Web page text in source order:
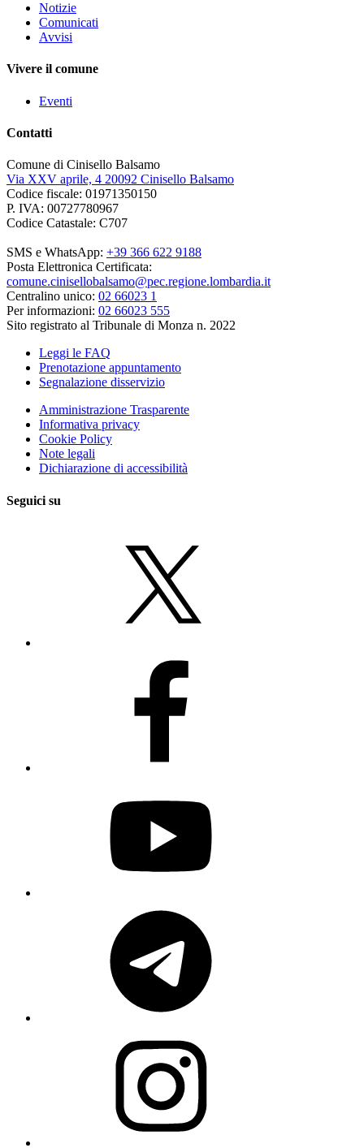
Notizie
Comunicati
Avvisi
Vivere il comune
Eventi
Contatti
Comune di Cinisello Balsamo
Via XXV aprile, 4 20092 Cinisello Balsamo
Codice fiscale: 01971350150
P. IVA: 00727780967
Codice Catastale: C707
SMS e WhatsApp: +39 366 622 9188
Posta Elettronica Certificata:
comune.cinisellobalsamo@pec.regione.lombardia.it
Centralino unico: 02 66023 1
Per informazioni: 02 66023 555
Sito registrato al Tribunale di Monza n. 2022
Leggi le FAQ
Prenotazione appuntamento
Segnalazione disservizio
Amministrazione Trasparente
Informativa privacy
Cookie Policy
Note legali
Dichiarazione di accessibilità
Seguici su